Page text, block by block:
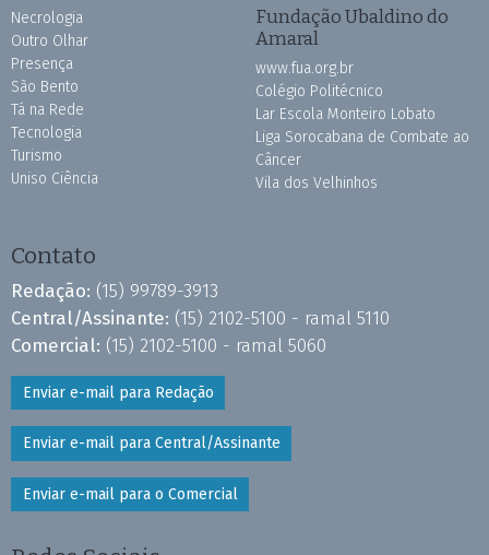
Necrologia
Outro Olhar
Presença
São Bento
Tá na Rede
Tecnologia
Turismo
Uniso Ciência
Fundação Ubaldino do
Amaral
www.fua.org.br
Colégio Politécnico
Lar Escola Monteiro Lobato
Liga Sorocabana de Combate ao
Câncer
Vila dos Velhinhos
Contato
Redação: (15) 99789-3913
Central/Assinante: (15) 2102-5100 - ramal 5110
Comercial: (15) 2102-5100 - ramal 5060
Enviar e-mail para Redação
Enviar e-mail para Central/Assinante
Enviar e-mail para o Comercial